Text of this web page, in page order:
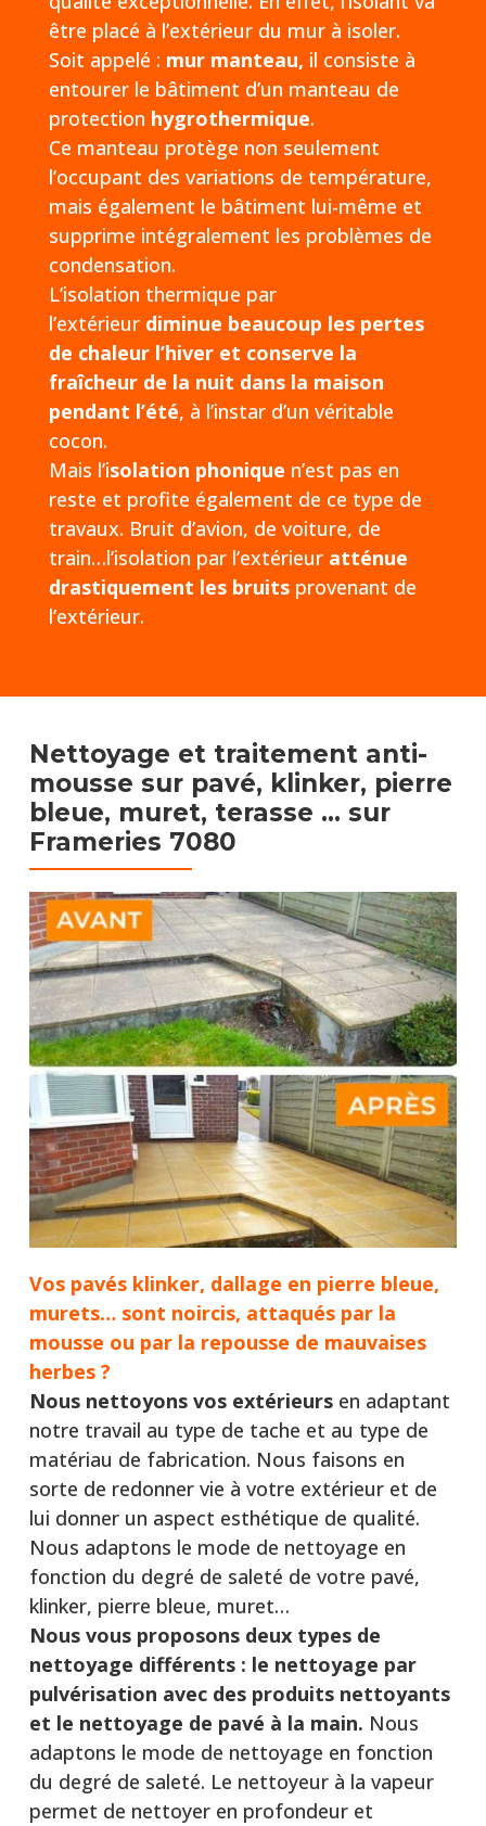
être placé à l’extérieur du mur à isoler.
Soit appelé : mur manteau, il consiste à
entourer le bâtiment d’un manteau de
protection hygrothermique.
Ce manteau protège non seulement
l’occupant des variations de température,
mais également le bâtiment lui-même et
supprime intégralement les problèmes de
condensation.
L’isolation thermique par
l’extérieur diminue beaucoup les pertes
de chaleur l’hiver et conserve la
fraîcheur de la nuit dans la maison
pendant l’été, à l’instar d’un véritable
cocon.
Mais l’isolation phonique n’est pas en
reste et profite également de ce type de
travaux. Bruit d’avion, de voiture, de
train…l’isolation par l’extérieur atténue
drastiquement les bruits provenant de
l’extérieur.
Nettoyage et traitement anti-
mousse sur pavé, klinker, pierre
bleue, muret, terasse …​ sur
Frameries 7080
Vos pavés klinker, dallage en pierre bleue,
murets… sont noircis, attaqués par la
mousse ou par la repousse de mauvaises
herbes ?
Nous nettoyons vos extérieursen adaptant
notre travail au type de tache et au type de
matériau de fabrication. Nous faisons en
sorte de redonner vie à votre extérieur et de
lui donner un aspect esthétique de qualité.
Nous adaptons le mode de nettoyage en
fonction du degré de saleté de votre pavé,
klinker, pierre bleue, muret…
Nous vous proposons deux types de
nettoyage différents : le nettoyage par
pulvérisation avec des produits nettoyants
et le nettoyage de pavé à la main. Nous
adaptons le mode de nettoyage en fonction
du degré de saleté. Le nettoyeur à la vapeur
permet de nettoyer en profondeur et